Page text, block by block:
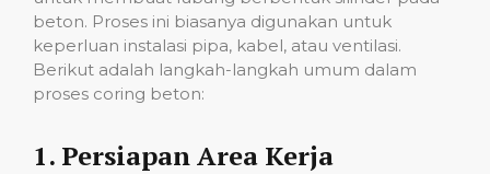
beton. Proses ini biasanya digunakan untuk
keperluan instalasi pipa, kabel, atau ventilasi.
Berikut adalah langkah-langkah umum dalam
proses coring beton:
1. Persiapan Area Kerja